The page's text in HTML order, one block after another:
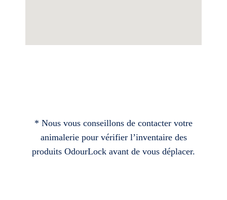
* Nous vous conseillons de contacter votre
animalerie pour vérifier l’inventaire des
produits OdourLock avant de vous déplacer.